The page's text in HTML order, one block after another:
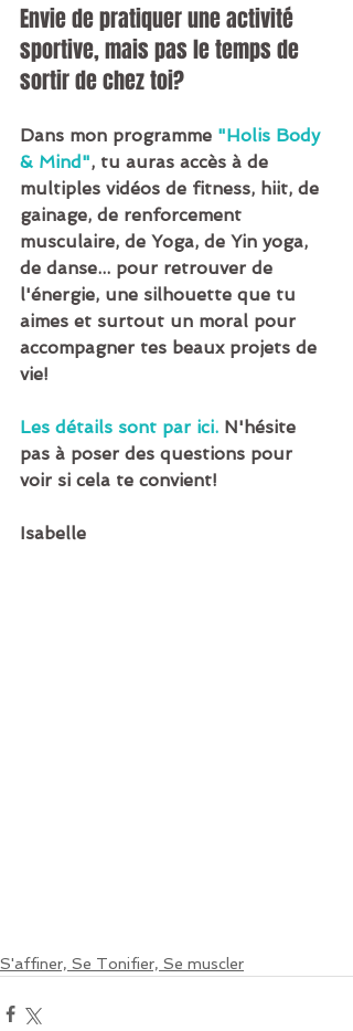
Envie de pratiquer une activité
sportive, mais pas le temps de
sortir de chez toi?
Dans mon programme "Holis Body
& Mind", tu auras accès à de
multiples vidéos de fitness, hiit, de
gainage, de renforcement
musculaire, de Yoga, de Yin yoga,
de danse... pour retrouver de
l'énergie, une silhouette que tu
aimes et surtout un moral pour
accompagner tes beaux projets de
vie!
Les détails sont par ici. N'hésite
pas à poser des questions pour
voir si cela te convient!
Isabelle
S'affiner, Se Tonifier, Se muscler